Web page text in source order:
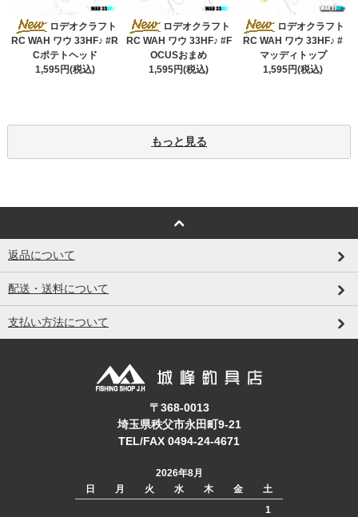
ロデオクラフト
RC WAH ワウ 33HF♪ #R
Cポテトヘッド
1,595円(税込)
ロデオクラフト
RC WAH ワウ 33HF♪ #F
OCUSおまめ
1,595円(税込)
ロデオクラフト
RC WAH ワウ 33HF♪ #
マッディトップ
1,595円(税込)
もっと見る
返品について
配送・送料について
支払い方法について
〒368-0013
埼玉県秩父市永田町9-21
TEL/FAX 0494-24-4671
2026年8月
日
月 火 水 木 金
土
1